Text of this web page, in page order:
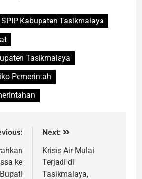
Kabupaten Tasikmalaya
Tasikmalaya
Pemerintah
ke
Next:
Krisis Air Mulai
Terjadi di
Tasikmalaya,